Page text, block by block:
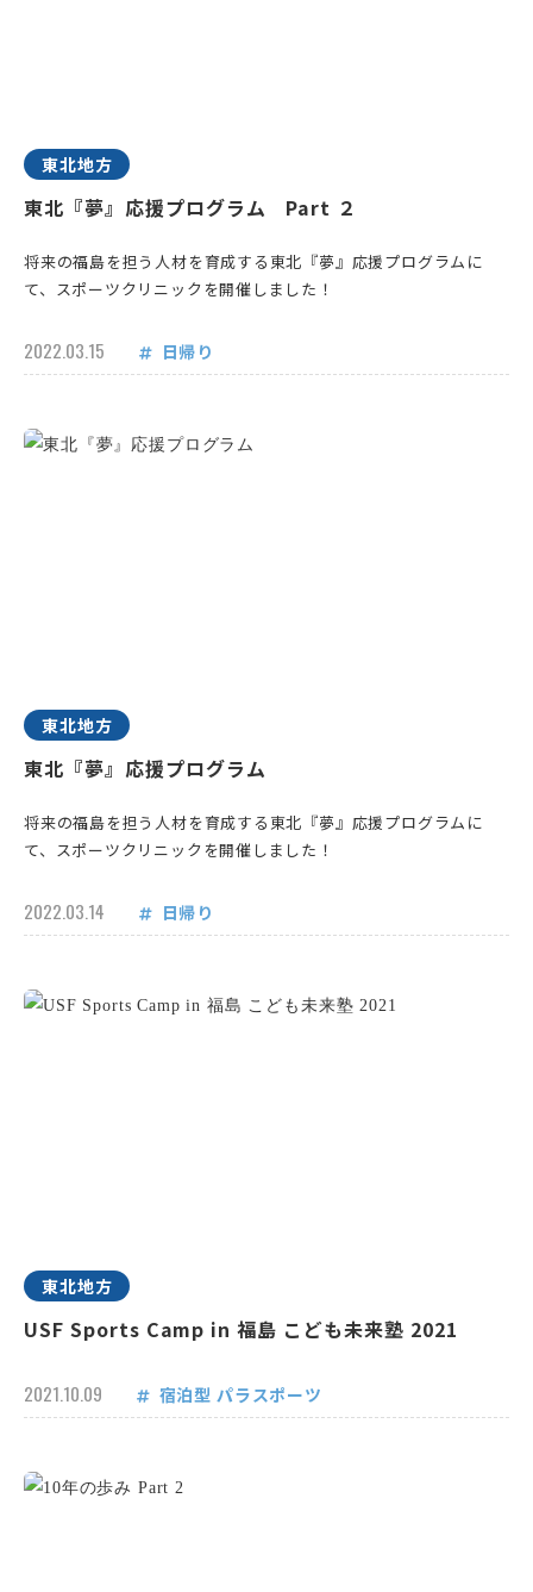
東北地方
東北『夢』応援プログラム Part ２
将来の福島を担う人材を育成する東北『夢』応援プログラムに
て、スポーツクリニックを開催しました！
2022.03.15 日帰り
東北地方
東北『夢』応援プログラム
将来の福島を担う人材を育成する東北『夢』応援プログラムに
て、スポーツクリニックを開催しました！
2022.03.14 日帰り
東北地方
USF Sports Camp in 福島 こども未来塾 2021
2021.10.09 宿泊型 パラスポーツ